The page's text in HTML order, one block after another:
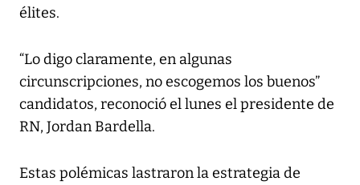
élites.
“Lo digo claramente, en algunas
circunscripciones, no escogemos los buenos”
candidatos, reconoció el lunes el presidente de
RN, Jordan Bardella.
Estas polémicas lastraron la estrategia de